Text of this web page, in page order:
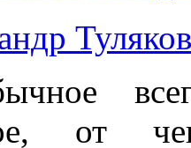
Туляков
от